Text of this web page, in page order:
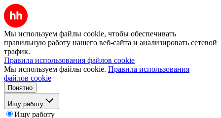
Мы используем файлы cookie, чтобы обеспечивать
правильную работу нашего веб-сайта и анализировать сетевой
трафик.
Правила использования файлов cookie
Мы используем файлы cookie. Правила использования
файлов cookie
Понятно
Ищу работу
Ищу работу